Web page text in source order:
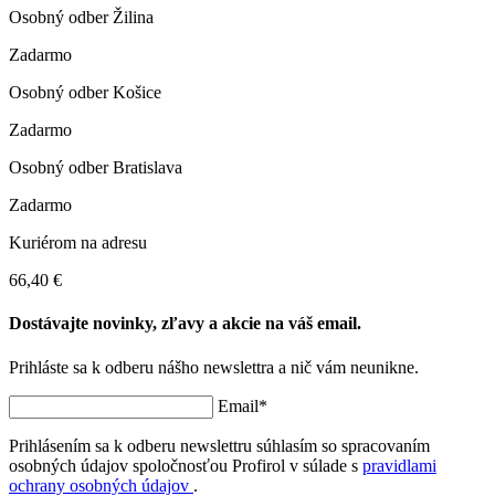
Osobný odber Žilina
Zadarmo
Osobný odber Košice
Zadarmo
Osobný odber Bratislava
Zadarmo
Kuriérom na adresu
66,40 €
Dostávajte novinky, zľavy a akcie na váš email.
Prihláste sa k odberu nášho newslettra a nič vám neunikne.
Email*
Prihlásením sa k odberu newslettru súhlasím so spracovaním
osobných údajov spoločnosťou Profirol v súlade s pravidlami
ochrany osobných údajov .